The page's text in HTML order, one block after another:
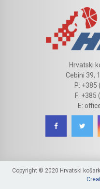
Hrvatski
Cebini 39,
P: +385
F: +385
E:
Copyright © 2020 Hrvatski